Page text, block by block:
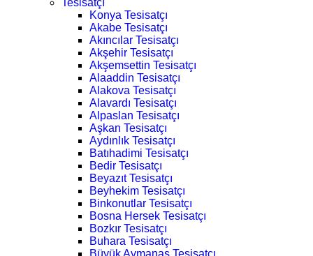
Tesisatçı
Konya Tesisatçı
Akabe Tesisatçı
Akıncılar Tesisatçı
Akşehir Tesisatçı
Akşemsettin Tesisatçı
Alaaddin Tesisatçı
Alakova Tesisatçı
Alavardı Tesisatçı
Alpaslan Tesisatçı
Aşkan Tesisatçı
Aydınlık Tesisatçı
Batıhadimi Tesisatçı
Bedir Tesisatçı
Beyazıt Tesisatçı
Beyhekim Tesisatçı
Binkonutlar Tesisatçı
Bosna Hersek Tesisatçı
Bozkır Tesisatçı
Buhara Tesisatçı